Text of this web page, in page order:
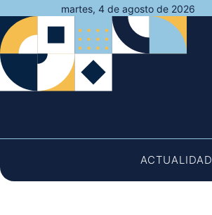
al
contenido
martes, 4 de agosto de 2026
ACTUALIDAD